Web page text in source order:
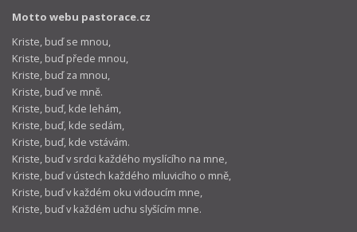
Motto webu pastorace.cz
Kriste, buď se mnou,
Kriste, buď přede mnou,
Kriste, buď za mnou,
Kriste, buď ve mně.
Kriste, buď, kde lehám,
Kriste, buď, kde sedám,
Kriste, buď, kde vstávám.
Kriste, buď v srdci každého myslícího na mne,
Kriste, buď v ústech každého mluvicího o mně,
Kriste, buď v každém oku vidoucím mne,
Kriste, buď v každém uchu slyšícím mne.